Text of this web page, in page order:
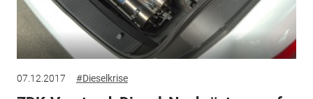
07.12.2017 #Dieselkrise